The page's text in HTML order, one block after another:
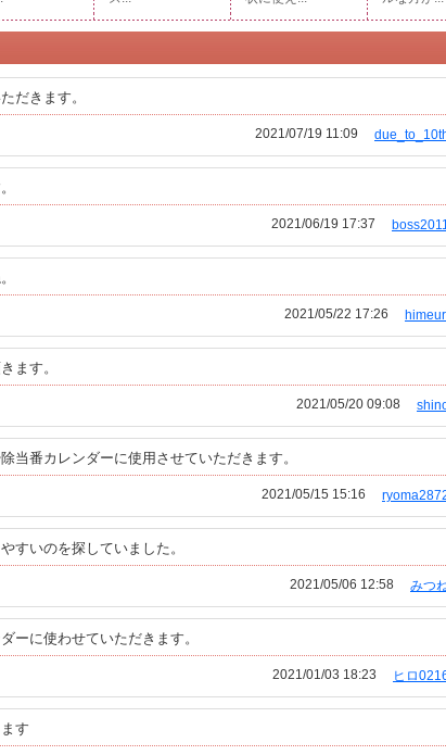
だきます。
2021/07/19 11:09
2021/06/19 17:37
2021/05/22 17:26
ます。
2021/05/20 09:08
当番カレンダーに使用させていただきます。
2021/05/15 15:16
すいのを探していました。
みつ
2021/05/06 12:58
ーに使わせていただきます。
ヒロ
2021/01/03 18:23
す